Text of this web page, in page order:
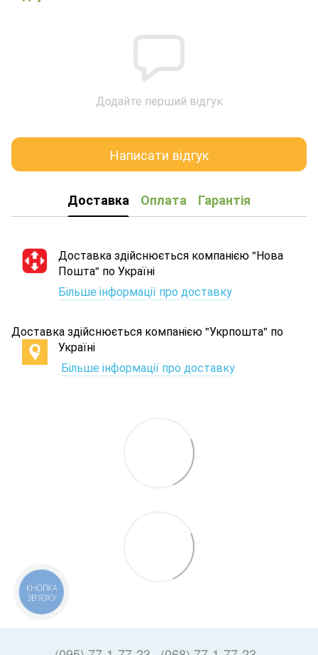
Додайте перший відгук
Написати відгук
Доставка Оплата Гарантія
Доставка здійснюється компанією "Нова
Пошта" по Україні
Більше інформації про доставку
Доставка здійснюється компанією "Укрпошта" по
Україні
Більше інформації про доставку
КНОПКА
ЗВ'ЯЗКУ